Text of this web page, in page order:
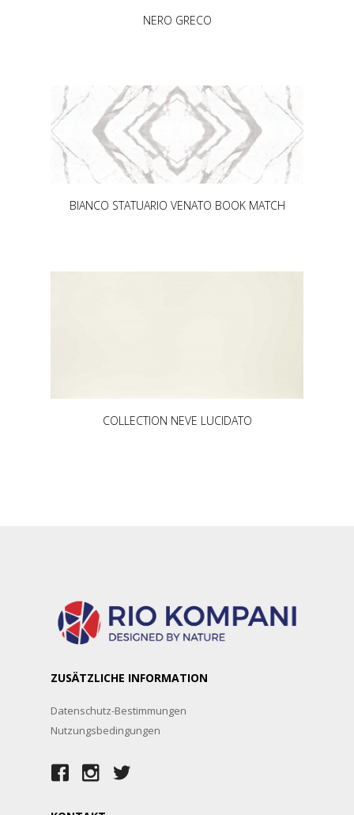
NERO GRECO
BIANCO STATUARIO VENATO BOOK MATCH
COLLECTION NEVE LUCIDATO
ZUSÄTZLICHE INFORMATION
Datenschutz-Bestimmungen
Nutzungsbedingungen